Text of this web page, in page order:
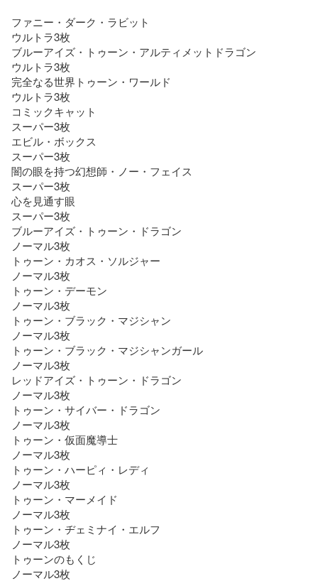
ファニー・ダーク・ラビット
ウルトラ3枚
ブルーアイズ・トゥーン・アルティメットドラゴン
ウルトラ3枚
完全なる世界トゥーン・ワールド
ウルトラ3枚
コミックキャット
スーパー3枚
エビル・ボックス
スーパー3枚
闇の眼を持つ幻想師・ノー・フェイス
スーパー3枚
心を見通す眼
スーパー3枚
ブルーアイズ・トゥーン・ドラゴン
ノーマル3枚
トゥーン・カオス・ソルジャー
ノーマル3枚
トゥーン・デーモン
ノーマル3枚
トゥーン・ブラック・マジシャン
ノーマル3枚
トゥーン・ブラック・マジシャンガール
ノーマル3枚
レッドアイズ・トゥーン・ドラゴン
ノーマル3枚
トゥーン・サイバー・ドラゴン
ノーマル3枚
トゥーン・仮面魔導士
ノーマル3枚
トゥーン・ハーピィ・レディ
ノーマル3枚
トゥーン・マーメイド
ノーマル3枚
トゥーン・ヂェミナイ・エルフ
ノーマル3枚
トゥーンのもくじ
ノーマル3枚